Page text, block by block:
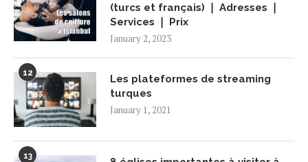
(turcs et français) ❘ Adresses ❘
Services ❘ Prix
January 2, 2023
12
Les plateformes de streaming
turques
January 1, 2021
13